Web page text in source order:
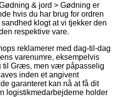
& jord > Gødning er
hvis du har brug for ordren
klogt at vi tjekker den
respektive vare.
reklamerer med dag-til-dag
varenumre, eksempelvis
til Græs, men vær påpasselig
inden et angivent
garanteret kan nå at få dit
logistikmedarbejderne holder